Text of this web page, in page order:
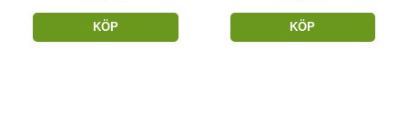
KÖP KÖP